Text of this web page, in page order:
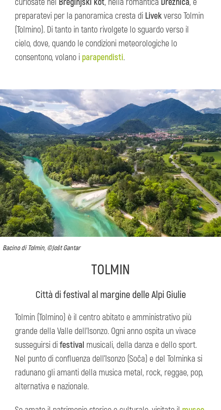
curiosate nel Breginjski kot, nella romantica Drežnica, e
preparatevi per la panoramica cresta di Livekverso Tolmin
(Tolmino). Di tanto in tanto rivolgete lo sguardo verso il
cielo, dove, quando le condizioni meteorologiche lo
consentono, volano i parapendisti.
Bacino di Tolmin, ©Jošt Gantar
TOLMIN
Città di festival al margine delle Alpi Giulie
Tolmin (Tolmino) è il centro abitato e amministrativo più
grande della Valle dell’Isonzo. Ogni anno ospita un vivace
susseguirsi difestival musicali, della danza e dello sport.
Nel punto di confluenza dell’Isonzo (Soča) e del Tolminka si
radunano gli amanti della musica metal, rock, reggae, pop,
alternativa e nazionale.